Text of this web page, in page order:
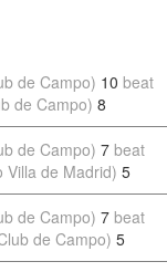
de Campo) 10 beat
de Campo) 8
de Campo) 7 beat
Villa de Madrid) 5
de Campo) 7 beat
de Campo) 5